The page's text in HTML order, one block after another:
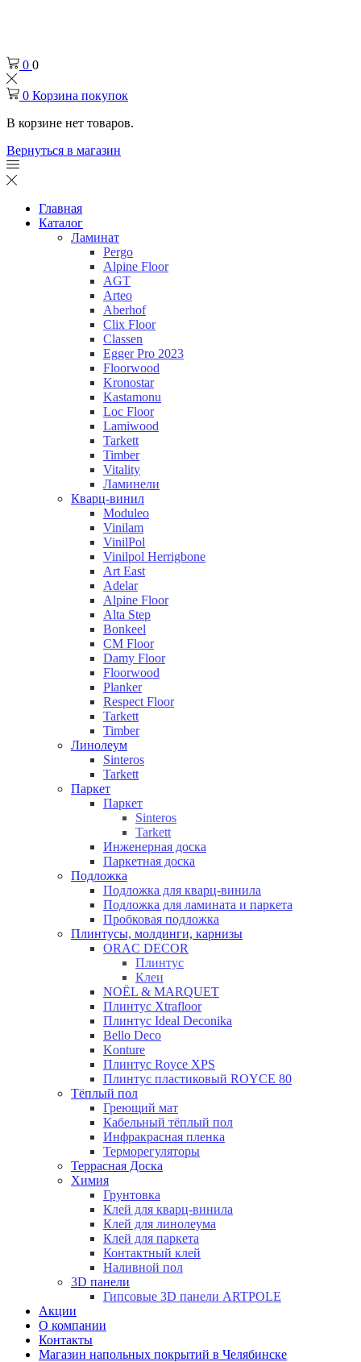
0 0
0 Корзина покупок
В корзине нет товаров.
Вернуться в магазин
Главная
Каталог
Ламинат
Pergo
Alpine Floor
AGT
Arteo
Aberhof
Clix Floor
Classen
Egger Pro 2023
Floorwood
Kronostar
Kastamonu
Loc Floor
Lamiwood
Tarkett
Timber
Vitality
Ламинели
Кварц-винил
Moduleo
Vinilam
VinilPol
Vinilpol Herrigbone
Art East
Adelar
Alpine Floor
Alta Step
Bonkeel
CM Floor
Damy Floor
Floorwood
Planker
Respect Floor
Tarkett
Timber
Линолеум
Sinteros
Tarkett
Паркет
Паркет
Sinteros
Tarkett
Инженерная доска
Паркетная доска
Подложка
Подложка для кварц-винила
Подложка для ламината и паркета
Пробковая подложка
Плинтусы, молдинги, карнизы
ORAC DECOR
Плинтус
Клеи
NOЁL & MARQUET
Плинтус Xtrafloor
Плинтус Ideal Deconika
Bello Deco
Konture
Плинтус Royce XPS
Плинтус пластиковый ROYCE 80
Тёплый пол
Греющий мат
Кабельный тёплый пол
Инфракрасная пленка
Терморегуляторы
Террасная Доска
Химия
Грунтовка
Клей для кварц-винила
Клей для линолеума
Клей для паркета
Контактный клей
Наливной пол
3D панели
Гипсовые 3D панели ARTPOLE
Акции
О компании
Контакты
Магазин напольных покрытий в Челябинске